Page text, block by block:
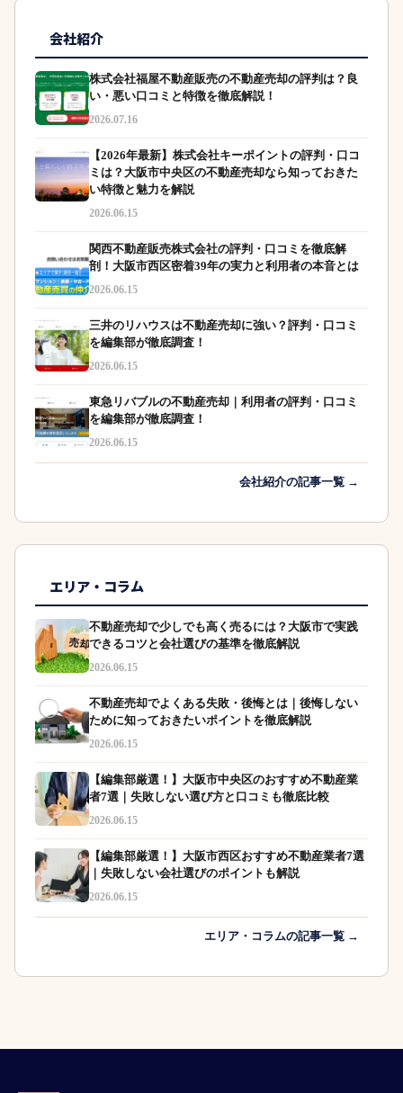
会社紹介
株式会社福屋不動産販売の不動産売却の評判は？良
い・悪い口コミと特徴を徹底解説！
2026.07.16
【2026年最新】株式会社キーポイントの評判・口コ
ミは？大阪市中央区の不動産売却なら知っておきた
い特徴と魅力を解説
2026.06.15
関西不動産販売株式会社の評判・口コミを徹底解
剖！大阪市西区密着39年の実力と利用者の本音とは
2026.06.15
三井のリハウスは不動産売却に強い？評判・口コミ
を編集部が徹底調査！
2026.06.15
東急リバブルの不動産売却｜利用者の評判・口コミ
を編集部が徹底調査！
2026.06.15
会社紹介の記事一覧 →
エリア・コラム
不動産売却で少しでも高く売るには？大阪市で実践
できるコツと会社選びの基準を徹底解説
2026.06.15
不動産売却でよくある失敗・後悔とは｜後悔しない
ために知っておきたいポイントを徹底解説
2026.06.15
【編集部厳選！】大阪市中央区のおすすめ不動産業
者7選｜失敗しない選び方と口コミも徹底比較
2026.06.15
【編集部厳選！】大阪市西区おすすめ不動産業者7選
｜失敗しない会社選びのポイントも解説
2026.06.15
エリア・コラムの記事一覧 →